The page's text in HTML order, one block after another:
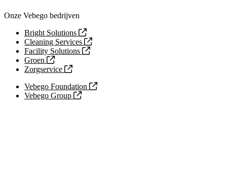
Onze Vebego bedrijven
Bright Solutions
Cleaning Services
Facility Solutions
Groen
Zorgservice
Vebego Foundation
Vebego Group